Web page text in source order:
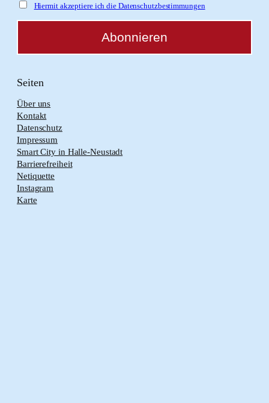
Hiermit akzeptiere ich die Datenschutzbestimmungen
Seiten
Über uns
Kontakt
Datenschutz
Impressum
Smart City in Halle-Neustadt
Barrierefreiheit
Netiquette
Instagram
Karte